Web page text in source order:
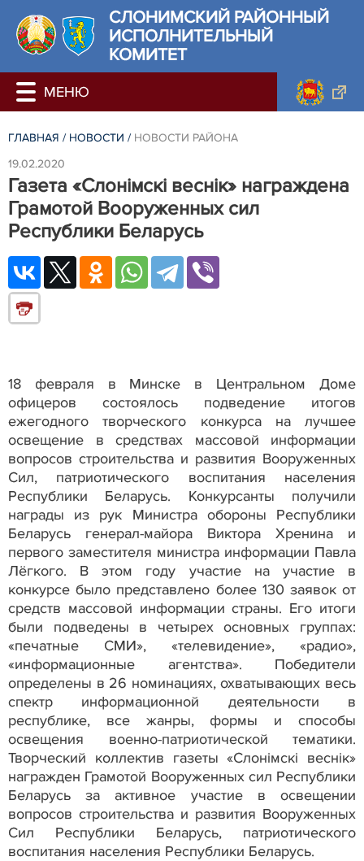
СЛОНИМСКИЙ РАЙОННЫЙ
ИСПОЛНИТЕЛЬНЫЙ
КОМИТЕТ
ГЛАВНАЯ / НОВОСТИ / НОВОСТИ РАЙОНА
19.02.2020
Газета «Слонімскі веснік» награждена
Грамотой Вооруженных сил
Республики Беларусь
18 февраля в Минске в Центральном Доме
офицеров состоялось подведение итогов
ежегодного творческого конкурса на лучшее
освещение в средствах массовой информации
вопросов строительства и развития Вооруженных
Сил, патриотического воспитания населения
Республики Беларусь. Конкурсанты получили
награды из рук Министра обороны Республики
Беларусь генерал-майора Виктора Хренина и
первого заместителя министра информации Павла
Лёгкого. В этом году участие на участие в
конкурсе было представлено более 130 заявок от
средств массовой информации страны. Его итоги
были подведены в четырех основных группах:
«печатные СМИ», «телевидение», «радио»,
«информационные агентства». Победители
определены в 26 номинациях, охватывающих весь
спектр информационной деятельности в
республике, все жанры, формы и способы
освещения военно-патриотической тематики.
Творческий коллектив газеты «Слонімскі веснік»
награжден Грамотой Вооруженных сил Республики
Беларусь за активное участие в освещении
вопросов строительства и развития Вооруженных
Сил Республики Беларусь, патриотического
воспитания населения Республики Беларусь.